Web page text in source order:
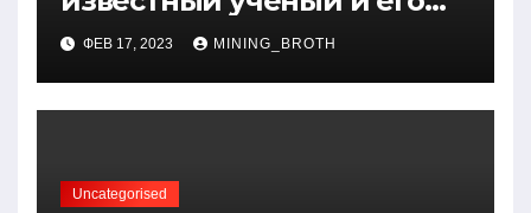
открытия — краткая
биография, достижения и
вклад в науку
ФЕВ 17, 2023 MINING_BROTH
Uncategorised